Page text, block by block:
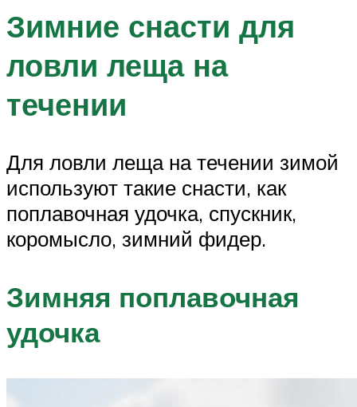
Зимние снасти для
ловли леща на
течении
Для ловли леща на течении зимой
используют такие снасти, как
поплавочная удочка, спускник,
коромысло, зимний фидер.
Зимняя поплавочная
удочка